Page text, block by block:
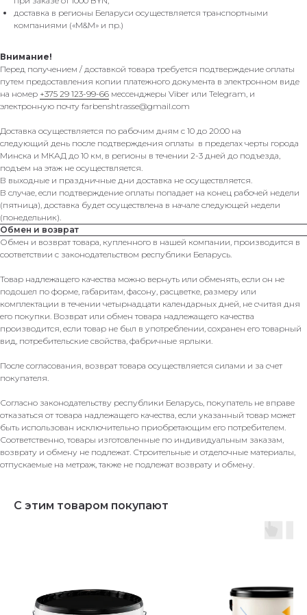
доставка в регионы Беларуси осуществляется транспортными
компаниями («M&M» и пр.)
Внимание!
Перед получением / доставкой товара требуется подтверждение оплаты
путем предоставления копии платежного документа в электронном виде
на номер +375 29 123-99-66 мессенджеры Viber или Telegram, и
электронную почту farbenshtrasse@gmail.com
Доставка осуществляется по рабочим дням с 10 до 20:00 на
следующий день после подтверждения оплаты в пределах черты города
Минска и МКАД до 10 км, в регионы в течении 2-3 дней до подъезда,
подъем на этаж не осуществляется.
В выходные и праздничные дни доставка не осуществляется.
В случае, если подтверждение оплаты попадает на конец рабочей недели
(пятница), доставка будет осуществлена в начале следующей недели
(понедельник).
Обмен и возврат
Обмен и возврат товара, купленного в нашей компании, производится в
соответствии с законодательством республики Беларусь.
Товар надлежащего качества можно вернуть или обменять, если он не
подошел по форме, габаритам, фасону, расцветке, размеру или
комплектации в течении четырнадцати календарных дней, не считая дня
его покупки. Возврат или обмен товара надлежащего качества
производится, если товар не был в употреблении, сохранен его товарный
вид, потребительские свойства, фабричные ярлыки.
После согласования, возврат товара осуществляется силами и за счет
покупателя.
Согласно законодательству республики Беларусь, покупатель не вправе
отказаться от товара надлежащего качества, если указанный товар может
быть использован исключительно приобретающим его потребителем.
Соответственно, товары изготовленные по индивидуальным заказам,
возврату и обмену не подлежат. Строительные и отделочные материалы,
отпускаемые на метраж, также не подлежат возврату и обмену.
С этим товаром покупают